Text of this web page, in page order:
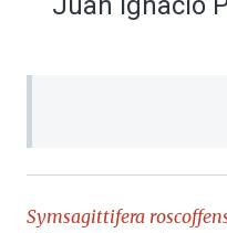
Symsagittifera